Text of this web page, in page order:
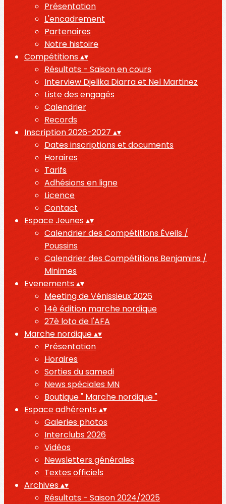
Présentation
L'encadrement
Partenaires
Notre histoire
Compétitions▴▾
Résultats - Saison en cours
Interview Djelika Diarra et Nel Martinez
Liste des engagés
Calendrier
Records
Inscription 2026-2027 ▴▾
Dates inscriptions et documents
Horaires
Tarifs
Adhésions en ligne
Licence
Contact
Espace Jeunes▴▾
Calendrier des Compétitions Éveils /
Poussins
Calendrier des Compétitions Benjamins /
Minimes
Evenements▴▾
Meeting de Vénissieux 2026
14è édition marche nordique
27è loto de l'AFA
Marche nordique▴▾
Présentation
Horaires
Sorties du samedi
News spéciales MN
Boutique " Marche nordique "
Espace adhérents▴▾
Galeries photos
Interclubs 2026
Vidéos
Newsletters générales
Textes officiels
Archives▴▾
Résultats - Saison 2024/2025